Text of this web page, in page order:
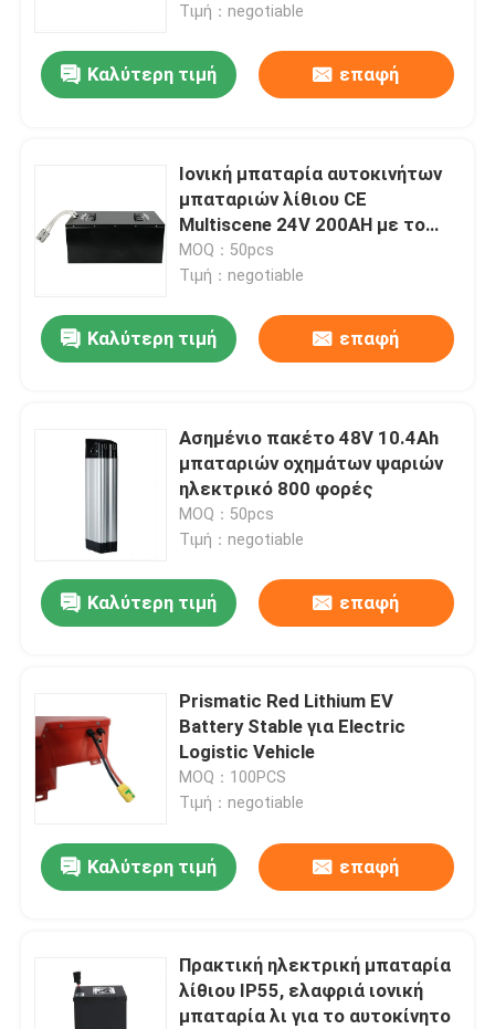
Τιμή：negotiable
Καλύτερη τιμή επαφή
Ιονική μπαταρία αυτοκινήτων
μπαταριών λίθιου CE
Multiscene 24V 200AH με το
τερματικό M8
MOQ：50pcs
Τιμή：negotiable
Καλύτερη τιμή επαφή
Ασημένιο πακέτο 48V 10.4Ah
μπαταριών οχημάτων ψαριών
ηλεκτρικό 800 φορές
MOQ：50pcs
Τιμή：negotiable
Καλύτερη τιμή επαφή
Prismatic Red Lithium EV
Battery Stable για Electric
Logistic Vehicle
MOQ：100PCS
Τιμή：negotiable
Καλύτερη τιμή επαφή
Πρακτική ηλεκτρική μπαταρία
λίθιου IP55, ελαφριά ιονική
μπαταρία λι για το αυτοκίνητο